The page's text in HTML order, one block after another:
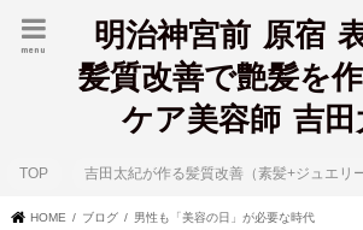
明治神宮前 原宿
髪質改善で艶髪を
ケア美容師 吉田
menu
TOP 吉田太紀が作る髪質改善（素髪+ジュエリ
HOME ブログ 男性も「美容の日」が必要な時代